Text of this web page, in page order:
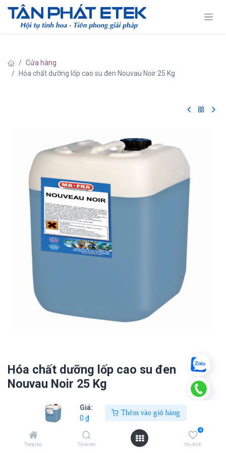
Giá:
0 ₫
Thêm vào giỏ hàng
Trang chủ Tìm kiếm
0
Yêu thích
Cửa hàng
Hóa chất dưỡng lốp cao su đen Nouvau Noir 25 Kg
Hóa chất dưỡng lốp cao su đen
Nouvau Noir 25 Kg
Thêm vào giỏ hàng